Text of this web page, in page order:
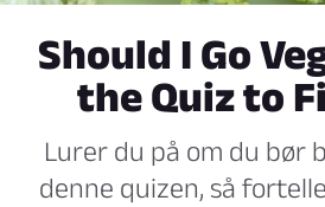
Should I Go
the Quiz to
Lurer du på om du bør
denne quizen, så